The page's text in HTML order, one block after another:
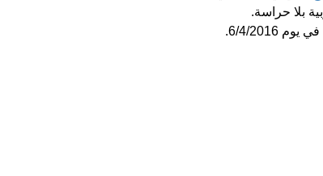
ولإثبات أن القطع متواصل قامت معدة التحقيق بالذهاب إلى حرش مسليه في جنين (أقصى شمال الضفة الغربية في يوم 6/4/2016.